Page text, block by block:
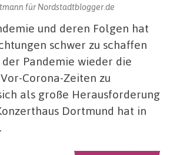
für Nordstadtblogger.de
und deren Folgen hat
schwer zu schaffen
Pandemie wieder die
Corona-Zeiten zu
als große Herausforderung
Dortmund hat in